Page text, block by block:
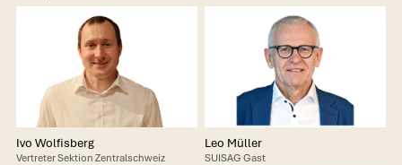
Ivo Wolfisberg
Vertreter Sektion Zentralschweiz
Leo Müller
SUISAG Gast